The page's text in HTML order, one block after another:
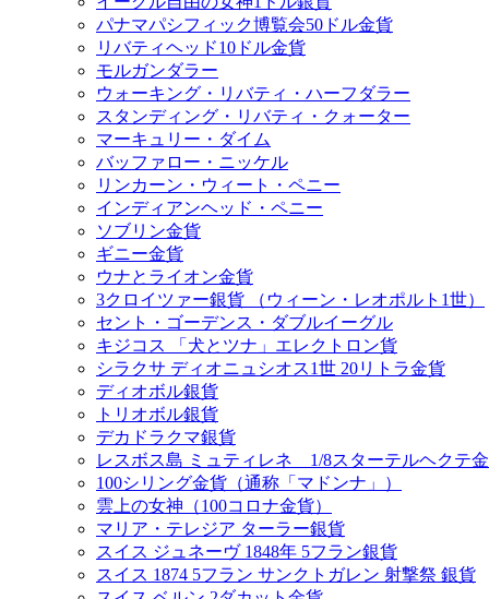
パナマパシフィック博覧会50ドル金貨
リバティヘッド10ドル金貨
モルガンダラー
ウォーキング・リバティ・ハーフダラー
スタンディング・リバティ・クォーター
マーキュリー・ダイム
バッファロー・ニッケル
リンカーン・ウィート・ペニー
インディアンヘッド・ペニー
ソブリン金貨
ギニー金貨
ウナとライオン金貨
3クロイツァー銀貨 （ウィーン・レオポルト1世）
セント・ゴーデンス・ダブルイーグル
キジコス 「犬とツナ」エレクトロン貨
シラクサ ディオニュシオス1世 20リトラ金貨
ディオボル銀貨
トリオボル銀貨
デカドラクマ銀貨
レスボス島 ミュティレネ 1/8スターテルヘクテ
100シリング金貨（通称「マドンナ」）
雲上の女神（100コロナ金貨）
マリア・テレジア ターラー銀貨
スイス ジュネーヴ 1848年 5フラン銀貨
スイス 1874 5フラン サンクトガレン 射撃祭 銀貨